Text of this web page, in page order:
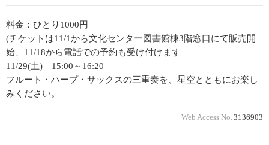
料金：ひとり1000円
(チケットは11/1から文化センター図書館棟3階窓口にて販売開
始、11/18から電話での予約も受け付けます
11/29(土) 15:00～16:20
フルート・ハープ・サックスの三重奏を、星空とともにお楽し
みください。
Web Access No. 3136903